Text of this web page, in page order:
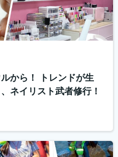
から！ トレンドが生
ネイリスト武者修行！